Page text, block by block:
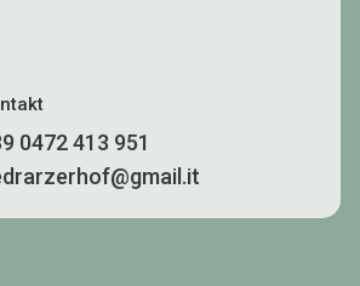
0472 413 951